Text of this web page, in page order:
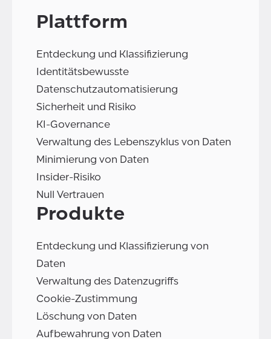
Plattform
Entdeckung und Klassifizierung
Identitätsbewusste
Datenschutzautomatisierung
Sicherheit und Risiko
KI-Governance
Verwaltung des Lebenszyklus von Daten
Minimierung von Daten
Insider-Risiko
Null Vertrauen
Produkte
Entdeckung und Klassifizierung von
Daten
Verwaltung des Datenzugriffs
Cookie-Zustimmung
Löschung von Daten
Aufbewahrung von Daten